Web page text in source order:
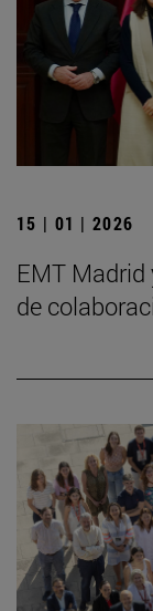
15 | 01 | 2026
EMT
de